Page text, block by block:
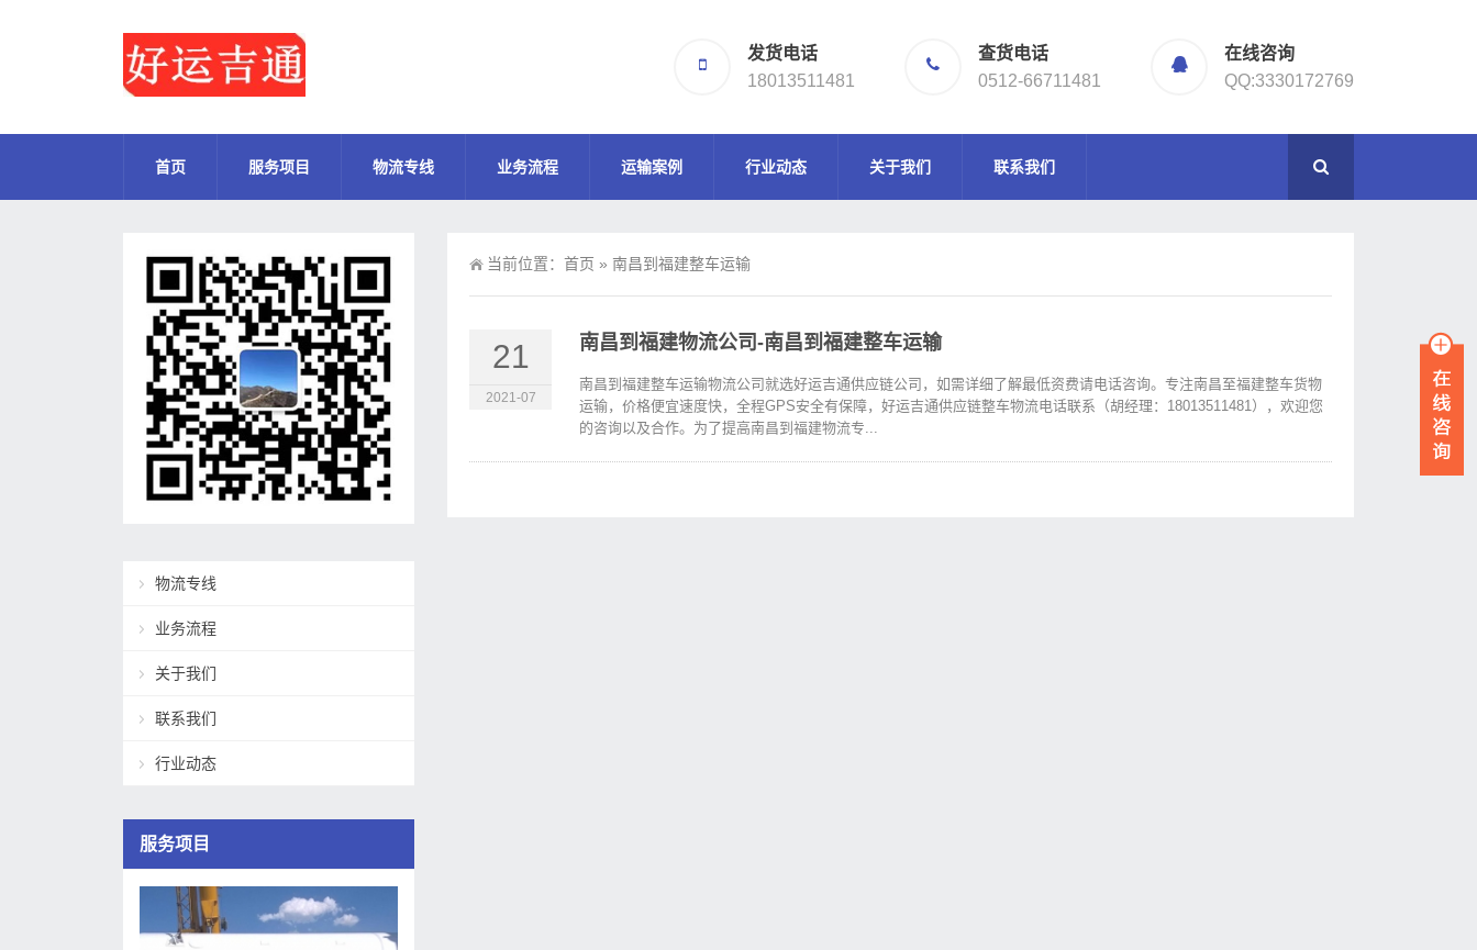
发货电话
18013511481
查货电话
0512-66711481
在线咨询
QQ:3330172769
首页 服务项目 物流专线 业务流程 运输案例 行业动态 关于我们 联系我们
当前位置： 首页 » 南昌到福建整车运输
21
2021-07
南昌到福建物流公司-南昌到福建整车运输
南昌到福建整车运输物流公司就选好运吉通供应链公司，如需详细了解最低资费请电话咨询。专注南昌至福建整车货物
运输，价格便宜速度快，全程GPS安全有保障，好运吉通供应链整车物流电话联系（胡经理：18013511481），欢迎您
的咨询以及合作。为了提高南昌到福建物流专...
物流专线
业务流程
关于我们
联系我们
行业动态
服务项目